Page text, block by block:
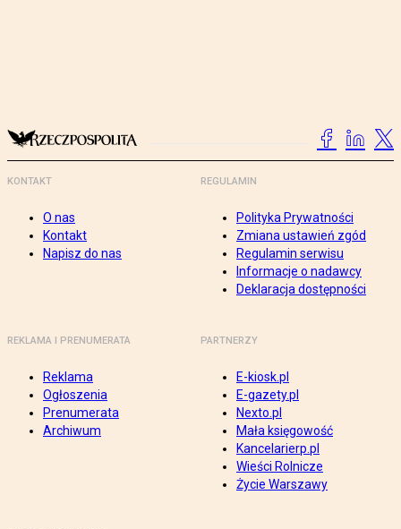
KONTAKT
O nas
Kontakt
Napisz do nas
REGULAMIN
Polityka Prywatności
Zmiana ustawień zgód
Regulamin serwisu
Informacje o nadawcy
Deklaracja dostępności
REKLAMA I PRENUMERATA
Reklama
Ogłoszenia
Prenumerata
Archiwum
PARTNERZY
E-kiosk.pl
E-gazety.pl
Nexto.pl
Mała księgowość
Kancelarierp.pl
Wieści Rolnicze
Życie Warszawy